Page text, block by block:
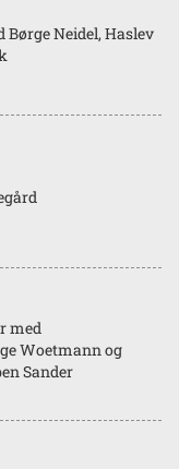
Neidel, Haslev
med
Woetmann og
Sander